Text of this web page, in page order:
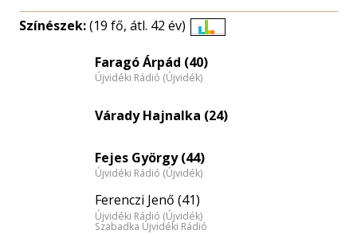
Színészek:(19 fő, átl. 42 év)
eloszlás
Faragó Árpád (40)
Újvidéki Rádió (Újvidék)
Várady Hajnalka (24)
Fejes György (44)
Újvidéki Rádió (Újvidék)
Ferenczi Jenő (41)
Újvidéki Rádió (Újvidék)
Szabadka Újvidéki Rádió